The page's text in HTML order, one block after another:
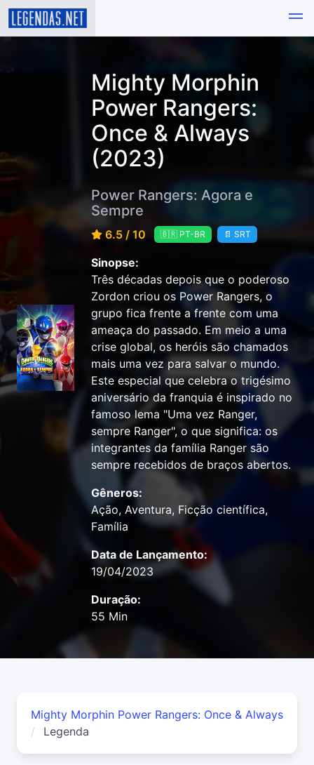
Mighty Morphin
Power Rangers:
Once & Always
(2023)
Power Rangers: Agora e
Sempre
6.5 / 10 🇧🇷 PT-BR 📄 SRT
Sinopse:
Três décadas depois que o poderoso
Zordon criou os Power Rangers, o
grupo fica frente a frente com uma
ameaça do passado. Em meio a uma
crise global, os heróis são chamados
mais uma vez para salvar o mundo.
Este especial que celebra o trigésimo
aniversário da franquia é inspirado no
famoso lema "Uma vez Ranger,
sempre Ranger", o que significa: os
integrantes da família Ranger são
sempre recebidos de braços abertos.
Gêneros:
Ação, Aventura, Ficção científica,
Família
Data de Lançamento:
19/04/2023
Duração:
55 Min
Mighty Morphin Power Rangers: Once & Always
Legenda